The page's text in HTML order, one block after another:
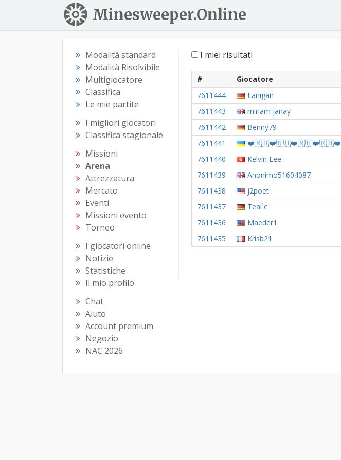
Minesweeper.Online
Modalità standard
Modalità Risolvibile
Multigiocatore
Classifica
Le mie partite
I migliori giocatori
Classifica stagionale
Missioni
Arena
Attrezzatura
Mercato
Eventi
Missioni evento
Torneo
I giocatori online
Notizie
Statistiche
Il mio profilo
Chat
Aiuto
Account premium
Negozio
NAC 2026
I miei risultati
# Giocatore
7611444
Lanigan
7611443
miriam janay
7611442
Benny79
7611441
❤️🇷🇺❤️🇷🇺❤️🇷🇺❤️🇷🇺❤️
7611440
Kelvin Lee
7611439
Anonimo51604087
7611438
j2poet
7611437
Teal`c
7611436
Maeder1
7611435
Krisb21